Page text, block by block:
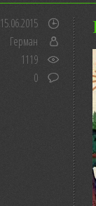
15.06.2015
Герман
1119
0